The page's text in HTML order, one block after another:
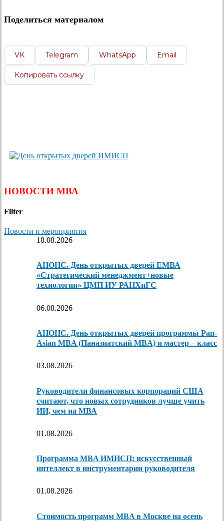
Поделиться материалом
VK Telegram WhatsApp Email
Копировать ссылку
НОВОСТИ МВА
Filter
Новости и мероприятия
18.08.2026
АНОНС. День открытых дверей ЕМВА
«Стратегический менеджмент+новые
технологии» ЦМП ИУ РАНХиГС
06.08.2026
АНОНС. День открытых дверей программы Pan-
Asian MBA (Паназиатский MBA) и мастер – класс
03.08.2026
Руководители финансовых корпораций США
считают, что новых сотрудников лучше учить
ИИ, чем на МВА
01.08.2026
Программа MBA ИМИСП: искусственный
интеллект в инструментарии руководителя
01.08.2026
Стоимость программ MBA в Москве на осень